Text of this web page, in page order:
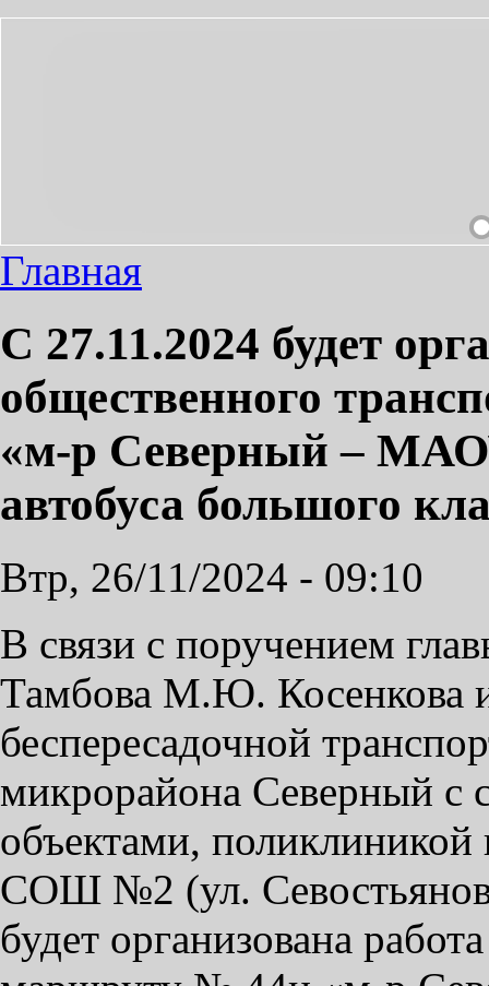
Главная
C 27.11.2024 будет
общественного
«м-р Северный –
автобуса большого
Втр, 26/11/2024 - 09:10
В связи с поручением
Тамбова М.Ю. Косенкова
беспересадочной
микрорайона Северный с
объектами,
СОШ №2 (ул.
будет организована